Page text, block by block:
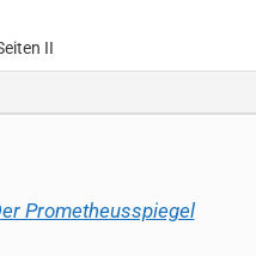
II
Prometheusspiegel